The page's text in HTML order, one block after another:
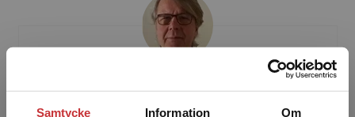
Samtycke Information Om
Pekka Rokka